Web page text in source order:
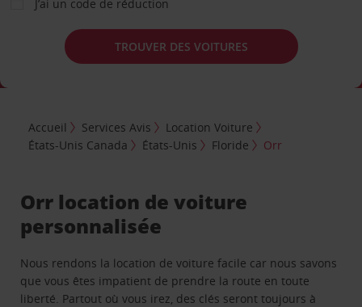
J’ai un code de réduction
TROUVER DES VOITURES
Accueil Services Avis
Location Voiture
États-Unis Canada
États-Unis Floride Orr
Orr location de voiture
personnalisée
Nous rendons la location de voiture facile car nous savons
que vous êtes impatient de prendre la route en toute
liberté. Partout où vous irez, des clés seront toujours à